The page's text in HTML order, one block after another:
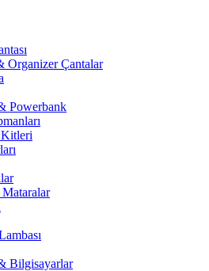
Organizer Çantalar
Powerbank
Bilgisayarlar